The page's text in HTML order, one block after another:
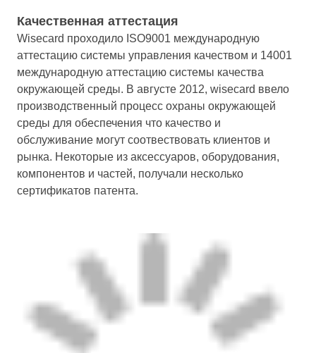
Качественная аттестация
Wisecard проходило ISO9001 международную
аттестацию системы управления качеством и 14001
международную аттестацию системы качества
окружающей среды. В августе 2012, wisecard ввело
производственный процесс охраны окружающей
среды для обеспечения что качество и
обслуживание могут соотвествовать клиентов и
рынка. Некоторые из аксессуаров, оборудования,
компонентов и частей, получали несколько
сертификатов патента.